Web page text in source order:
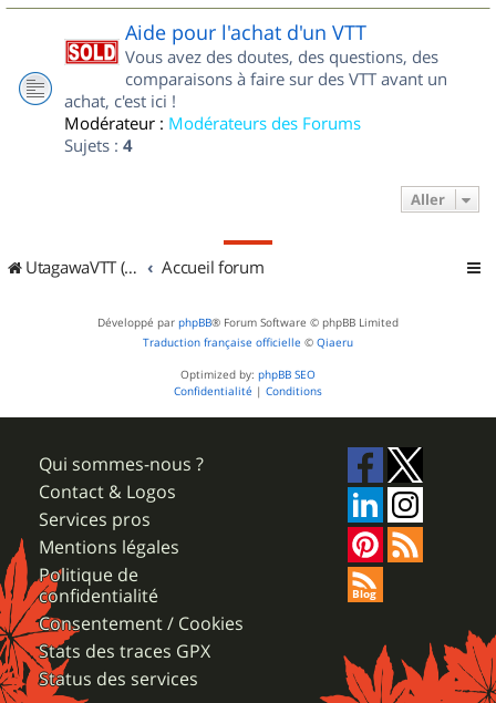
Aide pour l'achat d'un VTT
Vous avez des doutes, des questions, des
comparaisons à faire sur des VTT avant un
achat, c'est ici !
Modérateur : Modérateurs des Forums
Sujets : 4
Aller
UtagawaVTT (Randos VTT et VTTAE avec traces GPS) Accueil forum
Développé par phpBB® Forum Software © phpBB Limited
Traduction française officielle © Qiaeru
Optimized by: phpBB SEO
Confidentialité | Conditions
Qui sommes-nous ?
Contact & Logos
Services pros
Mentions légales
Politique de
confidentialité
Consentement / Cookies
Stats des traces GPX
Status des services